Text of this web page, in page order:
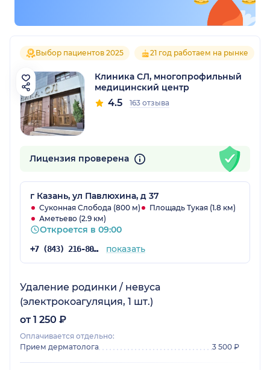
Выбор пациентов 2025 21 год работаем на рынке
Клиника СЛ, многопрофильный
медицинский центр
4.5 163 отзыва
Лицензия проверена
г Казань, ул Павлюхина, д 37
Суконная Слобода (800 м)
Площадь Тукая (1.8 км)
Аметьево (2.9 км)
Откроется в 09:00
+7 (843) 216-80-51 показать
Удаление родинки / невуса
(электрокоагуляция, 1 шт.)
от 1 250 ₽
Оплачивается отдельно:
Прием дерматолога
3 500 ₽